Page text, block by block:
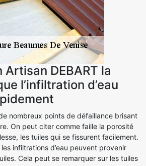
Artisan DEBART la
l’infiltration d’eau
nombreux points de défaillance brisant
On peut citer comme faille la porosité
les tuiles qui se fissurent facilement.
infiltrations d’eau peuvent provenir
Cela peut se remarquer sur les tuiles